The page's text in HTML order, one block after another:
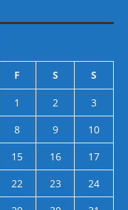
F S S
1 2
3
8 9
10
15 16
17
22 23
24